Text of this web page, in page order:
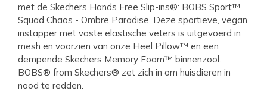
met de Skechers Hands Free Slip-ins®: BOBS Sport™
Squad Chaos - Ombre Paradise. Deze sportieve, vegan
instapper met vaste elastische veters is uitgevoerd in
mesh en voorzien van onze Heel Pillow™ en een
dempende Skechers Memory Foam™ binnenzool.
BOBS® from Skechers® zet zich in om huisdieren in
nood te redden.